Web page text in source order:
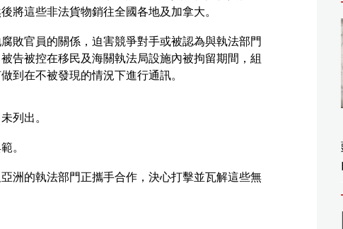
將這些非法貨物銷往全國各地及加拿大。
敗官員的關係，迫害競爭對手或被認為與執法部門
告被控在移民及海關執法局設施內被拘留期間，組
到在不被發現的情況下進行通訊。
列出。
。
洲的執法部門正攜手合作，決心打擊並瓦解這些無